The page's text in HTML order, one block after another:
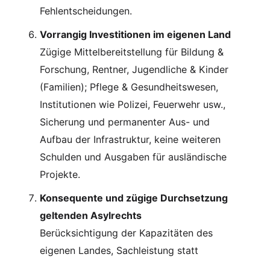
Fehlentscheidungen.
Vorrangig Investitionen im eigenen Land
Zügige Mittelbereitstellung für Bildung &
Forschung, Rentner, Jugendliche & Kinder
(Familien); Pflege & Gesundheitswesen,
Institutionen wie Polizei, Feuerwehr usw.,
Sicherung und permanenter Aus- und
Aufbau der Infrastruktur, keine weiteren
Schulden und Ausgaben für ausländische
Projekte.
Konsequente und zügige Durchsetzung
geltenden Asylrechts
Berücksichtigung der Kapazitäten des
eigenen Landes, Sachleistung statt